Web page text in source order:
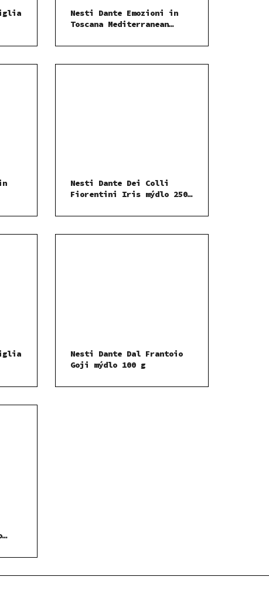
Nesti Dante Emozioni in
Toscana Mediterranean
Nesti Dante Dei Colli
Fiorentini Iris mýdlo 250
Nesti Dante Dal Frantoio
Goji mýdlo 100 g